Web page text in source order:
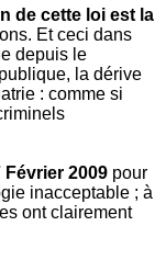
de cette loi est la
Et ceci dans
depuis le
la dérive
: comme si
2009 pour
inacceptable ; à
ont clairement